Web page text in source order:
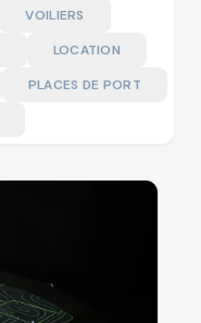
VOILIERS
LOCATION
PLACES DE PORT